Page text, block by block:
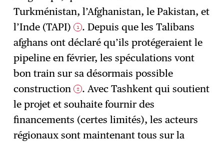
Turkménistan, l’Afghanistan, le Pakistan, et
l’Inde (TAPI) 1 . Depuis que les Talibans
afghans ont déclaré qu’ils protégeraient le
pipeline en février, les spéculations vont
bon train sur sa désormais possible
construction 2 . Avec Tashkent qui soutient
le projet et souhaite fournir des
financements (certes limités), les acteurs
régionaux sont maintenant tous sur la